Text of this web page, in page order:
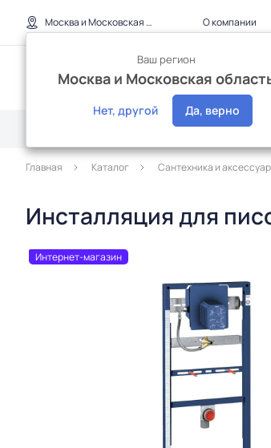
Москва и Московская область
Ваш регион
Москва и Московская
Нет, другой Да, верно
О компании
Дилерам Акции
Главная Каталог Сантехника и
Инсталляция для
Интернет-магазин